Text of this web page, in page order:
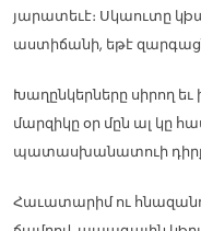
յարատեւէ։ Սկաուտը
աստիճանի, եթէ
Խաղընկերները սիրող
մարզիկը օր մըն ալ կը
պատասխանատուի
Հաւատարիմ ու